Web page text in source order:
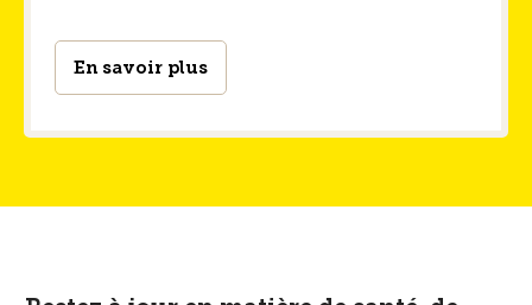
En savoir plus